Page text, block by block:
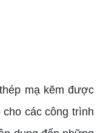
mạ kẽm được
các công trình